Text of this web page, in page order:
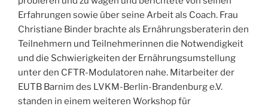
Erfahrungen sowie über seine Arbeit als Coach. Frau
Christiane Binder brachte als Ernährungsberaterin den
Teilnehmern und Teilnehmerinnen die Notwendigkeit
und die Schwierigkeiten der Ernährungsumstellung
unter den CFTR-Modulatoren nahe. Mitarbeiter der
EUTB Barnim des LVKM-Berlin-Brandenburg e.V.
standen in einem weiteren Workshop für